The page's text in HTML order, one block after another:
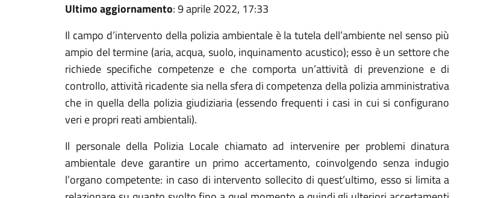
Ultimo aggiornamento: 9 aprile 2022, 17:33
Il campo d’intervento della polizia ambientale è la tutela dell’ambiente nel senso più
ampio del termine (aria, acqua, suolo, inquinamento acustico); esso è un settore che
richiede specifiche competenze e che comporta un’attività di prevenzione e di
controllo, attività ricadente sia nella sfera di competenza della polizia amministrativa
che in quella della polizia giudiziaria (essendo frequenti i casi in cui si configurano
veri e propri reati ambientali).
Il personale della Polizia Locale chiamato ad intervenire per problemi dinatura
ambientale deve garantire un primo accertamento, coinvolgendo senza indugio
l’organo competente: in caso di intervento sollecito di quest’ultimo, esso si limita a